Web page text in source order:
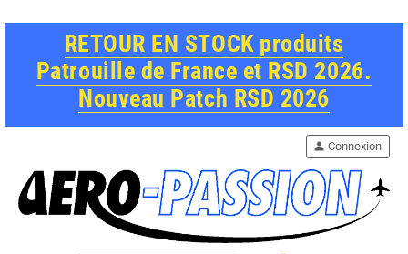
RETOUR EN STOCK produits
Patrouille de France et RSD 2026.
Nouveau Patch RSD 2026
person Connexion